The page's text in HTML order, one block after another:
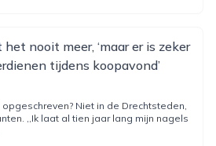
nooit meer, ‘maar er is zeker
tijdens koopavond’
Niet in de Drechtsteden,
,,Ik laat al tien jaar lang mijn nagels